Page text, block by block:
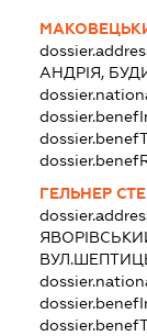
АНДРІЯ,
ГЕЛЬНЕР